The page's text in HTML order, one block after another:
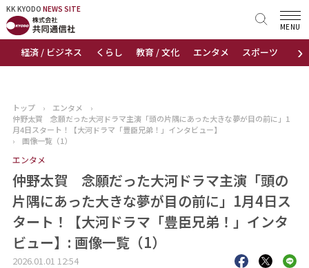
KK KYODO NEWS SITE
›
経済 / ビジネス くらし 教育 / 文化 エンタメ スポーツ 地域
MENU
KK KYODONEWS SITE
トップページ
ニュース
おすすめコンテンツ
出版物
会社概要
トップ › エンタメ
›
仲野太賀 念願だった大河ドラマ主演「頭の片隅にあった大きな夢が目の前に」1
月4日スタート！【大河ドラマ「豊臣兄弟！」インタビュー】
›
画像一覧（1）
エンタメ
仲野太賀 念願だった大河ドラマ主演「頭の
片隅にあった大きな夢が目の前に」1月4日ス
タート！【大河ドラマ「豊臣兄弟！」インタ
ビュー】: 画像一覧（1）
2026.01.01 12:54